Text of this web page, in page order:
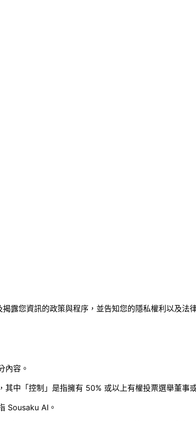
露您資訊的政策與程序，並告知您的隱私權利以及
內容。
中「控制」是指擁有 50% 或以上有權投票選舉董事
Sousaku AI。